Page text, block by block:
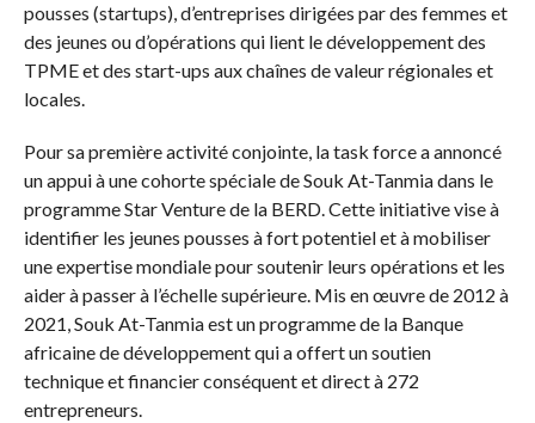
pousses (startups), d’entreprises dirigées par des femmes et
des jeunes ou d’opérations qui lient le développement des
TPME et des start-ups aux chaînes de valeur régionales et
locales.
Pour sa première activité conjointe, la task force a annoncé
un appui à une cohorte spéciale de Souk At-Tanmia dans le
programme Star Venture de la BERD. Cette initiative vise à
identifier les jeunes pousses à fort potentiel et à mobiliser
une expertise mondiale pour soutenir leurs opérations et les
aider à passer à l’échelle supérieure. Mis en œuvre de 2012 à
2021, Souk At-Tanmia est un programme de la Banque
africaine de développement qui a offert un soutien
technique et financier conséquent et direct à 272
entrepreneurs.